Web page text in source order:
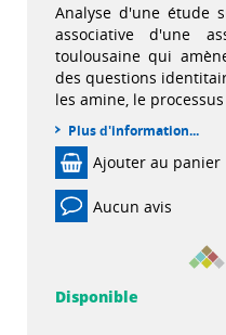
Analyse d'une étude
associative d'une
toulousaine qui
des questions
les amine, le
Plus d'information...
Ajouter au panier
Aucun avis
Disponible